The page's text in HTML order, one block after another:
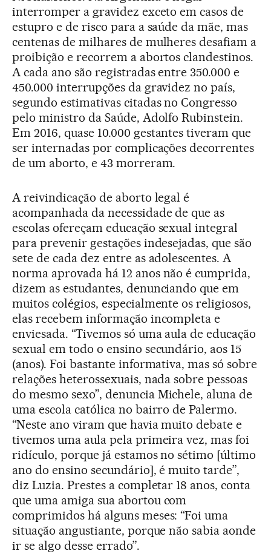
interromper a gravidez exceto em casos de
estupro e de risco para a saúde da mãe, mas
centenas de milhares de mulheres desafiam a
proibição e recorrem a abortos clandestinos.
A cada ano são registradas entre 350.000 e
450.000 interrupções da gravidez no país,
segundo estimativas citadas no Congresso
pelo ministro da Saúde, Adolfo Rubinstein.
Em 2016, quase 10.000 gestantes tiveram que
ser internadas por complicações decorrentes
de um aborto, e 43 morreram.
A reivindicação de aborto legal é
acompanhada da necessidade de que as
escolas ofereçam educação sexual integral
para prevenir gestações indesejadas, que são
sete de cada dez entre as adolescentes. A
norma aprovada há 12 anos não é cumprida,
dizem as estudantes, denunciando que em
muitos colégios, especialmente os religiosos,
elas recebem informação incompleta e
enviesada. “Tivemos só uma aula de educação
sexual em todo o ensino secundário, aos 15
(anos). Foi bastante informativa, mas só sobre
relações heterossexuais, nada sobre pessoas
do mesmo sexo”, denuncia Michele, aluna de
uma escola católica no bairro de Palermo.
“Neste ano viram que havia muito debate e
tivemos uma aula pela primeira vez, mas foi
ridículo, porque já estamos no sétimo [último
ano do ensino secundário], é muito tarde”,
diz Luzia. Prestes a completar 18 anos, conta
que uma amiga sua abortou com
comprimidos há alguns meses: “Foi uma
situação angustiante, porque não sabia aonde
ir se algo desse errado”.